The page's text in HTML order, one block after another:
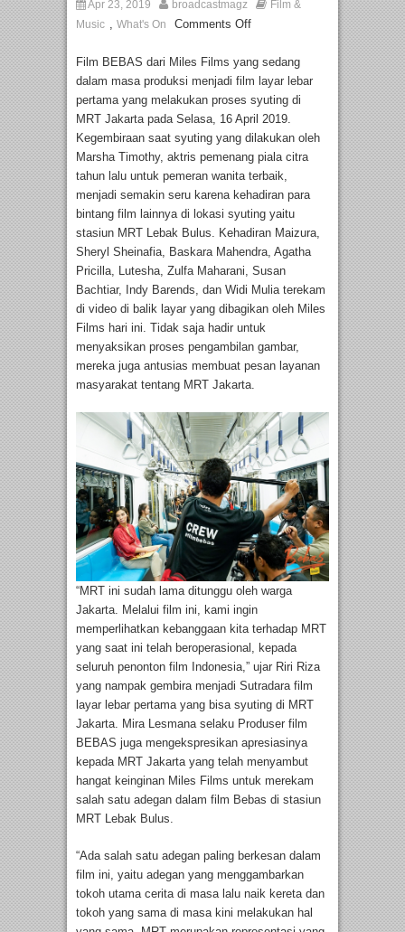
Apr 23, 2019 broadcastmagz
Film &
Music , What's On Comments Off
Film BEBAS dari Miles Films yang sedang
dalam masa produksi menjadi film layar lebar
pertama yang melakukan proses syuting di
MRT Jakarta pada Selasa, 16 April 2019.
Kegembiraan saat syuting yang dilakukan oleh
Marsha Timothy, aktris pemenang piala citra
tahun lalu untuk pemeran wanita terbaik,
menjadi semakin seru karena kehadiran para
bintang film lainnya di lokasi syuting yaitu
stasiun MRT Lebak Bulus. Kehadiran Maizura,
Sheryl Sheinafia, Baskara Mahendra, Agatha
Pricilla, Lutesha, Zulfa Maharani, Susan
Bachtiar, Indy Barends, dan Widi Mulia terekam
di video di balik layar yang dibagikan oleh Miles
Films hari ini. Tidak saja hadir untuk
menyaksikan proses pengambilan gambar,
mereka juga antusias membuat pesan layanan
masyarakat tentang MRT Jakarta.
“MRT ini sudah lama ditunggu oleh warga
Jakarta. Melalui film ini, kami ingin
memperlihatkan kebanggaan kita terhadap MRT
yang saat ini telah beroperasional, kepada
seluruh penonton film Indonesia,” ujar Riri Riza
yang nampak gembira menjadi Sutradara film
layar lebar pertama yang bisa syuting di MRT
Jakarta. Mira Lesmana selaku Produser film
BEBAS juga mengekspresikan apresiasinya
kepada MRT Jakarta yang telah menyambut
hangat keinginan Miles Films untuk merekam
salah satu adegan dalam film Bebas di stasiun
MRT Lebak Bulus.
“Ada salah satu adegan paling berkesan dalam
film ini, yaitu adegan yang menggambarkan
tokoh utama cerita di masa lalu naik kereta dan
tokoh yang sama di masa kini melakukan hal